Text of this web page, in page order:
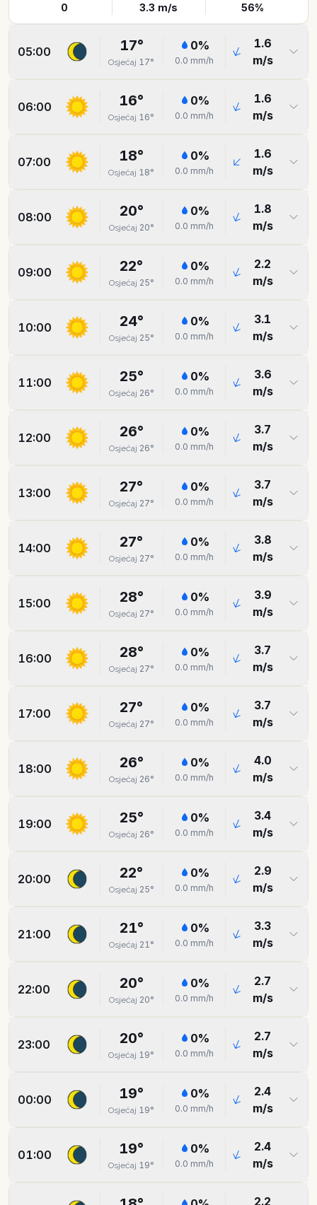
0 3.3 m/s 56%
05:00 17°
Osjećaj 17°
0%
0.0 mm/h
1.6
m/s
06:00 16°
Osjećaj 16°
0%
0.0 mm/h
1.6
m/s
07:00 18°
Osjećaj 18°
0%
0.0 mm/h
1.6
m/s
08:00 20°
Osjećaj 20°
0%
0.0 mm/h
1.8
m/s
09:00 22°
Osjećaj 25°
0%
0.0 mm/h
2.2
m/s
10:00 24°
Osjećaj 25°
0%
0.0 mm/h
3.1
m/s
11:00 25°
Osjećaj 26°
0%
0.0 mm/h
3.6
m/s
12:00 26°
Osjećaj 26°
0%
0.0 mm/h
3.7
m/s
13:00 27°
Osjećaj 27°
0%
0.0 mm/h
3.7
m/s
14:00 27°
Osjećaj 27°
0%
0.0 mm/h
3.8
m/s
15:00 28°
Osjećaj 27°
0%
0.0 mm/h
3.9
m/s
16:00 28°
Osjećaj 27°
0%
0.0 mm/h
3.7
m/s
17:00 27°
Osjećaj 27°
0%
0.0 mm/h
3.7
m/s
18:00 26°
Osjećaj 26°
0%
0.0 mm/h
4.0
m/s
19:00 25°
Osjećaj 26°
0%
0.0 mm/h
3.4
m/s
20:00 22°
Osjećaj 25°
0%
0.0 mm/h
2.9
m/s
21:00 21°
Osjećaj 21°
0%
0.0 mm/h
3.3
m/s
22:00 20°
Osjećaj 20°
0%
0.0 mm/h
2.7
m/s
23:00 20°
Osjećaj 19°
0%
0.0 mm/h
2.7
m/s
00:00 19°
Osjećaj 19°
0%
0.0 mm/h
2.4
m/s
01:00 19°
Osjećaj 19°
0%
0.0 mm/h
2.4
m/s
2.2